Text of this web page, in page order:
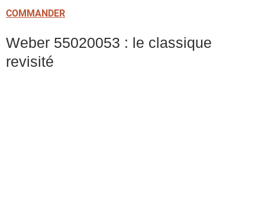
COMMANDER
Weber 55020053 : le classique
revisité